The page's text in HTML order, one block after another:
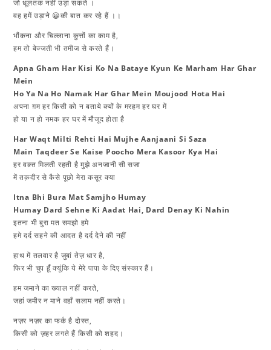
जो धूलतक नहीं उड़ा सकते ।
वह हमें उड़ाने 😀की बात कर रहे हैं ।।
भौंकना और चिल्लाना कुत्तों का काम है,
हम तो बेज्जती भी तमीज से करते हैं।
Apna Gham Har Kisi Ko Na Bataye Kyun Ke Marham Har Ghar
Mein
Ho Ya Na Ho Namak Har Ghar Mein Moujood Hota Hai
अपना ग़म हर किसी को न बताये क्यों के मरहम हर घर में
हो या न हो नमक हर घर में मौजूद होता है​
Har Waqt Milti Rehti Hai Mujhe Aanjaani Si Saza
Main Taqdeer Se Kaise Poocho Mera Kasoor Kya Hai
हर वक़्त मिलती रहती है मुझे अनजानी सी सजा
में तक़दीर से कैसे पूछो मेरा कसूर क्या
Itna Bhi Bura Mat Samjho Humay
Humay Dard Sehne Ki Aadat Hai, Dard Denay Ki Nahin
​इतना भी बुरा मत समझो हमे
हमे दर्द सहने की आदत है दर्द देने की नहीं
हाथ में तलवार है जुबां तेज़ धार है,
फिर भी चुप हूँ क्यूंकि ये मेरे पापा के दिए संस्कार हैं।
हम जमाने का ख्याल नहीं करते,
जहां जमीर न माने वहाँ सलाम नहीं करते।
नज़र नज़र का फर्क है दोस्त,
किसी को ज़हर लगते हैं किसी को शहद।